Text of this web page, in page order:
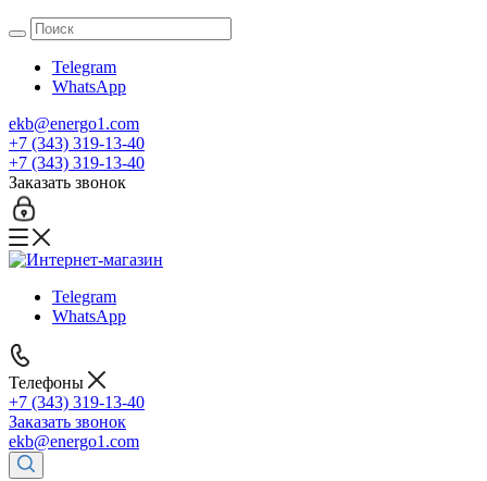
Telegram
WhatsApp
ekb@energo1.com
+7 (343) 319-13-40
+7 (343) 319-13-40
Заказать звонок
Telegram
WhatsApp
Телефоны
+7 (343) 319-13-40
Заказать звонок
ekb@energo1.com